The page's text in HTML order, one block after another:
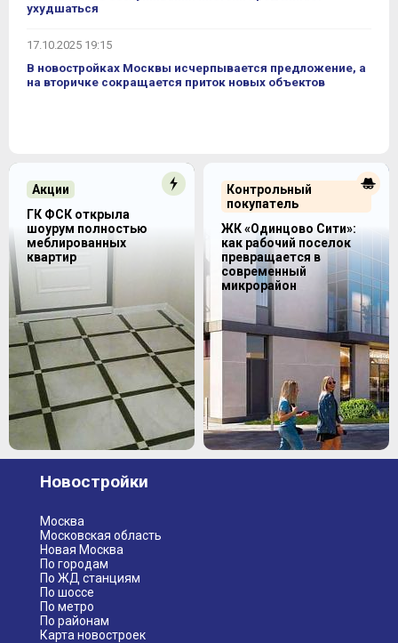
ухудшаться
17.10.2025 19:15
В новостройках Москвы исчерпывается предложение, а
на вторичке сокращается приток новых объектов
Контрольный
покупатель
ЖК «Одинцово Сити»:
как рабочий поселок
превращается в
современный
микрорайон
Акции
ГК ФСК открыла
шоурум полностью
меблированных
квартир
Новостройки
Москва
Московская область
Новая Москва
По городам
По ЖД станциям
По шоссе
По метро
По районам
Карта новостроек